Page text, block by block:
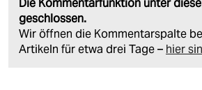
Die Kommentarfunktion unter
geschlossen.
Wir öffnen die Kommentarspalte
Artikeln für etwa drei Tage – hier